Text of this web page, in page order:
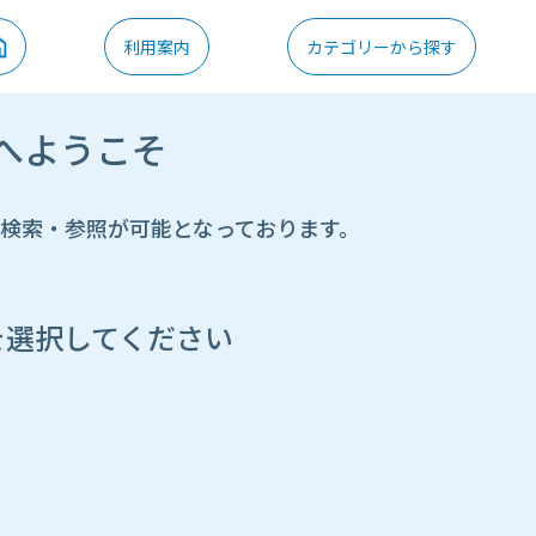
利用案内 カテゴリーから探す
ようこそ
・参照が可能となっております。
択してください